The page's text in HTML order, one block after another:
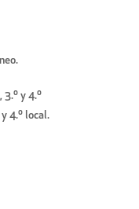
3.º y 4.º
4.º local.